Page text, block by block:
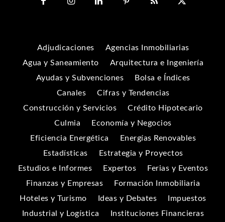
Adjudicaciones
Agencias Inmobiliarias
Agua y Saneamiento
Arquitectura e Ingeniería
Ayudas y Subvenciones
Bolsa e Índices
Canales
Cifras y Tendencias
Construcción y Servicios
Crédito Hipotecario
Culmia
Economía y Negocios
Eficiencia Energética
Energías Renovables
Estadísticas
Estrategia y Proyectos
Estudios e Informes
Expertos
Ferias y Eventos
Finanzas y Empresas
Formación Inmobiliaria
Hoteles y Turismo
Ideas y Debates
Impuestos
Industrial y Logística
Instituciones Financieras